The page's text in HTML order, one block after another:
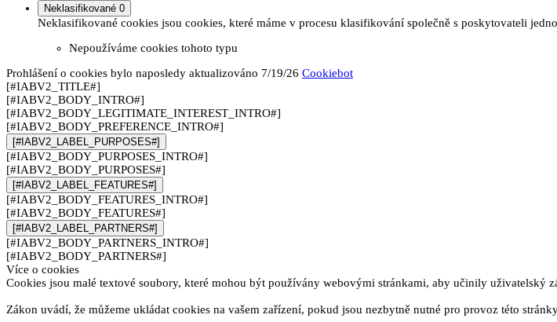
Neklasifikované 0
Neklasifikované cookies jsou cookies, které máme v procesu klasifikování společně s poskytovateli
Nepoužíváme cookies tohoto typu
Prohlášení o cookies bylo naposledy aktualizováno 7/19/26 Cookiebot
[#IABV2_TITLE#]
[#IABV2_BODY_INTRO#]
[#IABV2_BODY_LEGITIMATE_INTEREST_INTRO#]
[#IABV2_BODY_PREFERENCE_INTRO#]
[#IABV2_LABEL_PURPOSES#]
[#IABV2_BODY_PURPOSES_INTRO#]
[#IABV2_BODY_PURPOSES#]
[#IABV2_LABEL_FEATURES#]
[#IABV2_BODY_FEATURES_INTRO#]
[#IABV2_BODY_FEATURES#]
[#IABV2_LABEL_PARTNERS#]
[#IABV2_BODY_PARTNERS_INTRO#]
[#IABV2_BODY_PARTNERS#]
Více o cookies
Cookies jsou malé textové soubory, které mohou být používány webovými stránkami, aby učinily uživatelský
Zákon uvádí, že můžeme ukládat cookies na vašem zařízení, pokud jsou nezbytně nutné pro provoz této